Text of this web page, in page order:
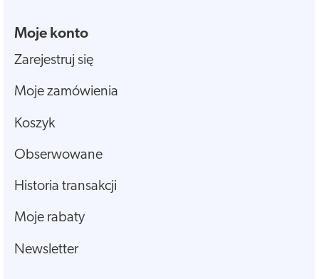
Moje konto
Zarejestruj się
Moje zamówienia
Koszyk
Obserwowane
Historia transakcji
Moje rabaty
Newsletter